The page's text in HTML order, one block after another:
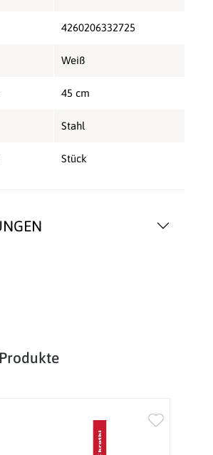
4260206332725
Weiß
45 cm
Stahl
Stück
überspringen